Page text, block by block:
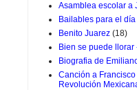
Asamblea escolar a
Bailables para el
Benito Juarez (18)
Bien se puede llorar
Biografia de
Canción a
Revolución